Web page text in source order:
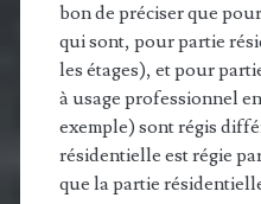
bon de préciser que
qui sont, pour partie
les étages), et pour
à usage professionnel
exemple) sont régis
résidentielle est régie
que la partie